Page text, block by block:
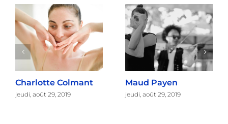
Charlotte Colmant
jeudi, août 29, 2019
Maud Payen
jeudi, août 29, 2019